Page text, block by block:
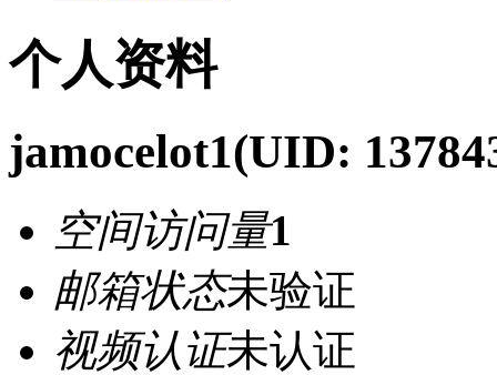
个人资料
jamocelot1(UID:
空间访问量1
邮箱状态未验证
视频认证未认证